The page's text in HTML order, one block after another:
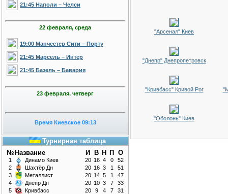
21:45 Наполи – Челси
22 февраля, среда
19:00 Манчестер Сити – Порту
21:45 Марсель – Интер
21:45 Базель – Бавария
23 февраля, четверг
Время Киевское 09:13
Турнирная таблица
№Название И В Н П О
1 Динамо Киев 20 16 4 0
52
2
Шахтёр Дн 20 16 3 1
51
3
Металлист 20 14 5 1
47
4
Днепр Дп 20 10 3 7
33
5
Кривбасс 20 9 4 7
31
"Арсенал" Киев
"Днепр" Днепропетровск
"Кривбасс" Кривой Рог
"Оболонь" Киев